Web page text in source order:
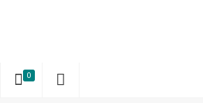
0